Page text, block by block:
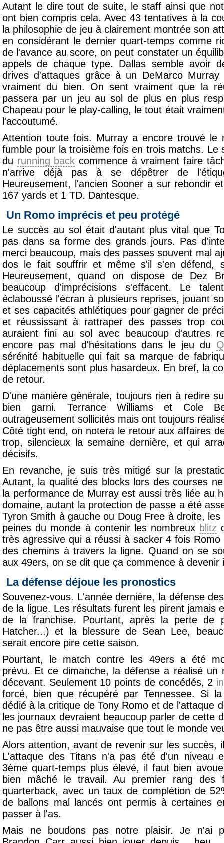
Autant le dire tout de suite, le staff ainsi que
ont bien compris cela. Avec 43 tentatives à la
la philosophie de jeu à clairement montrée son
en considérant le dernier quart-temps comme
de l'avance au score, on peut constater un
appels de chaque type. Dallas semble avoir
drives d'attaques grâce à un DeMarco
vraiment du bien. On sent vraiment que la
passera par un jeu au sol de plus en plus
Chapeau pour le play-calling, le tout était
l'accoutumé.
Attention toute fois. Murray a encore trouvé le
fumble pour la troisième fois en trois matchs. Le
du running back commence à vraiment faire
n'arrive déjà pas à se dépêtrer de
Heureusement, l'ancien Sooner a sur rebondir
167 yards et 1 TD. Dantesque.
Un Romo imprécis et peu protégé
Le succès au sol était d'autant plus vital que
pas dans sa forme des grands jours. Pas
merci beaucoup, mais des passes souvent mal
dos le fait souffrir et même s'il s'en défend,
Heureusement, quand on dispose de Dez
beaucoup d'imprécisions s'effacent. Le
éclaboussé l'écran à plusieurs reprises, jouant
et ses capacités athlétiques pour gagner de
et réussissant à rattraper des passes trop
auraient fini au sol avec beaucoup d'autres
encore pas mal d'hésitations dans le jeu du
sérénité habituelle qui fait sa marque de
déplacements sont plus hasardeux. En bref, la
de retour.
D'une manière générale, toujours rien à redire
bien garni. Terrance Williams et Cole
outrageusement sollicités mais ont toujours
Côté tight end, on notera le retour aux affaires
trop, silencieux la semaine dernière, et qui
décisifs.
En revanche, je suis très mitigé sur la
Autant, la qualité des blocks lors des courses
la performance de Murray est aussi très liée au
domaine, autant la protection de passe a été
Tyron Smith à gauche ou Doug Free à droite,
peines du monde à contenir les nombreux blitz
très agressive qui a réussi à sacker 4 fois
des chemins à travers la ligne. Quand on se
aux 49ers, on se dit que ça commence à devenir
La défense déjoue les pronostics
Souvenez-vous. L'année dernière, la défense
de la ligue. Les résultats furent les pirent jamais
de la franchise. Pourtant, après la perte de
Hatcher...) et la blessure de Sean Lee,
serait encore pire cette saison.
Pourtant, le match contre les 49ers a été
prévu. Et ce dimanche, la défense a réalisé un
décevant. Seulement 10 points de concédés, 2
forcé, bien que récupéré par Tennessee. Si
dédié à la critique de Tony Romo et de l'attaque
les journaux devraient beaucoup parler de cette
ne pas être aussi mauvaise que tout le monde
Alors attention, avant de revenir sur les succès,
L'attaque des Titans n'a pas été d'un niveau
3ème quart-temps plus élevé, il faut bien
bien mâché le travail. Au premier rang des
quarterback, avec un taux de complétion de
de ballons mal lancés ont permis à certaines
passer à l'as.
Mais ne boudons pas notre plaisir. Je n'ai